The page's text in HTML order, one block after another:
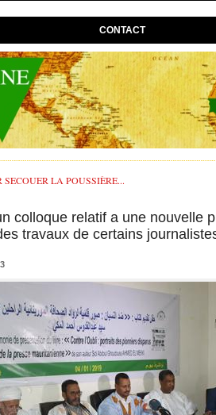
CONTACT
LA POUSSIÈRE...
colloque relatif a une nouvelle
travaux de certains